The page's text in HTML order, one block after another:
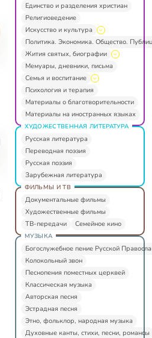
Единство и разделения христиан
Религиоведение
Искусство и культура
Политика. Экономика. Общество.
Жития святых, биографии
Мемуары, дневники, письма
Семья и воспитание
Психология и терапия
Материалы о благотворительности
Материалы на иностранных языках
ХУДОЖЕСТВЕННАЯ ЛИТЕРАТУРА
Русская литература
Переводная поэзия
Русская поэзия
Зарубежная литература
ФИЛЬМЫ И ТВ
Документальные фильмы
Художественные фильмы
ТВ-передачи
Семейное кино
МУЗЫКА
Богослужебное пение Русской
Колокольный звон
Песнопения поместных церквей
Классическая музыка
Авторская песня
Эстрадная песня
Этно, фольклор, народная музыка
Духовные канты, стихи, песни, романсы